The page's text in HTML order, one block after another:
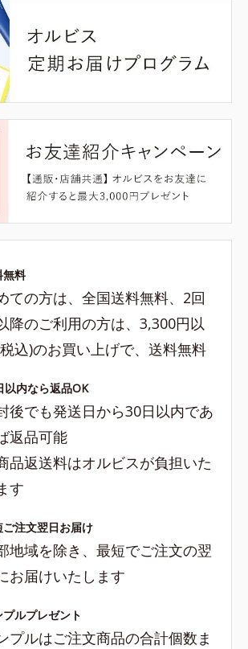
無料
ての方は、全国送料無料、2回
降のご利用の方は、3,300円以
込)のお買い上げで、送料無料
以内なら返品OK
後でも発送日から30日以内であ
返品可能
品返送料はオルビスが負担いた
す
ご注文翌日お届け
地域を除き、最短でご注文の翌
お届けいたします
プルプレゼント
プルはご注文商品の合計個数ま